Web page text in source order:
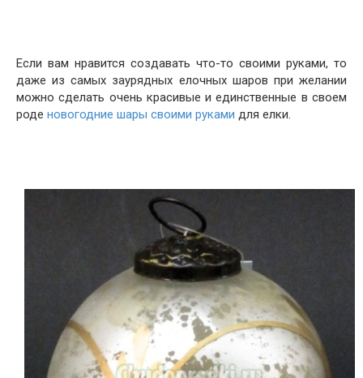
Если вам нравится создавать что-то своими руками, то
даже из самых заурядных елочных шаров при желании
можно сделать очень красивые и единственные в своем
роде новогодние шары своими руками для елки.